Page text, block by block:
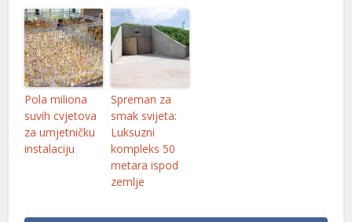
Pola miliona
suvih cvjetova
za umjetničku
instalaciju
Spreman za
smak svijeta:
Luksuzni
kompleks 50
metara ispod
zemlje